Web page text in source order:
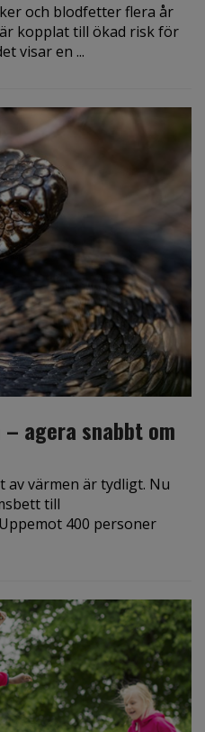
och blodfetter flera år
kopplat till ökad risk för
visar en ...
agera snabbt om
värmen är tydligt. Nu
till
400 personer